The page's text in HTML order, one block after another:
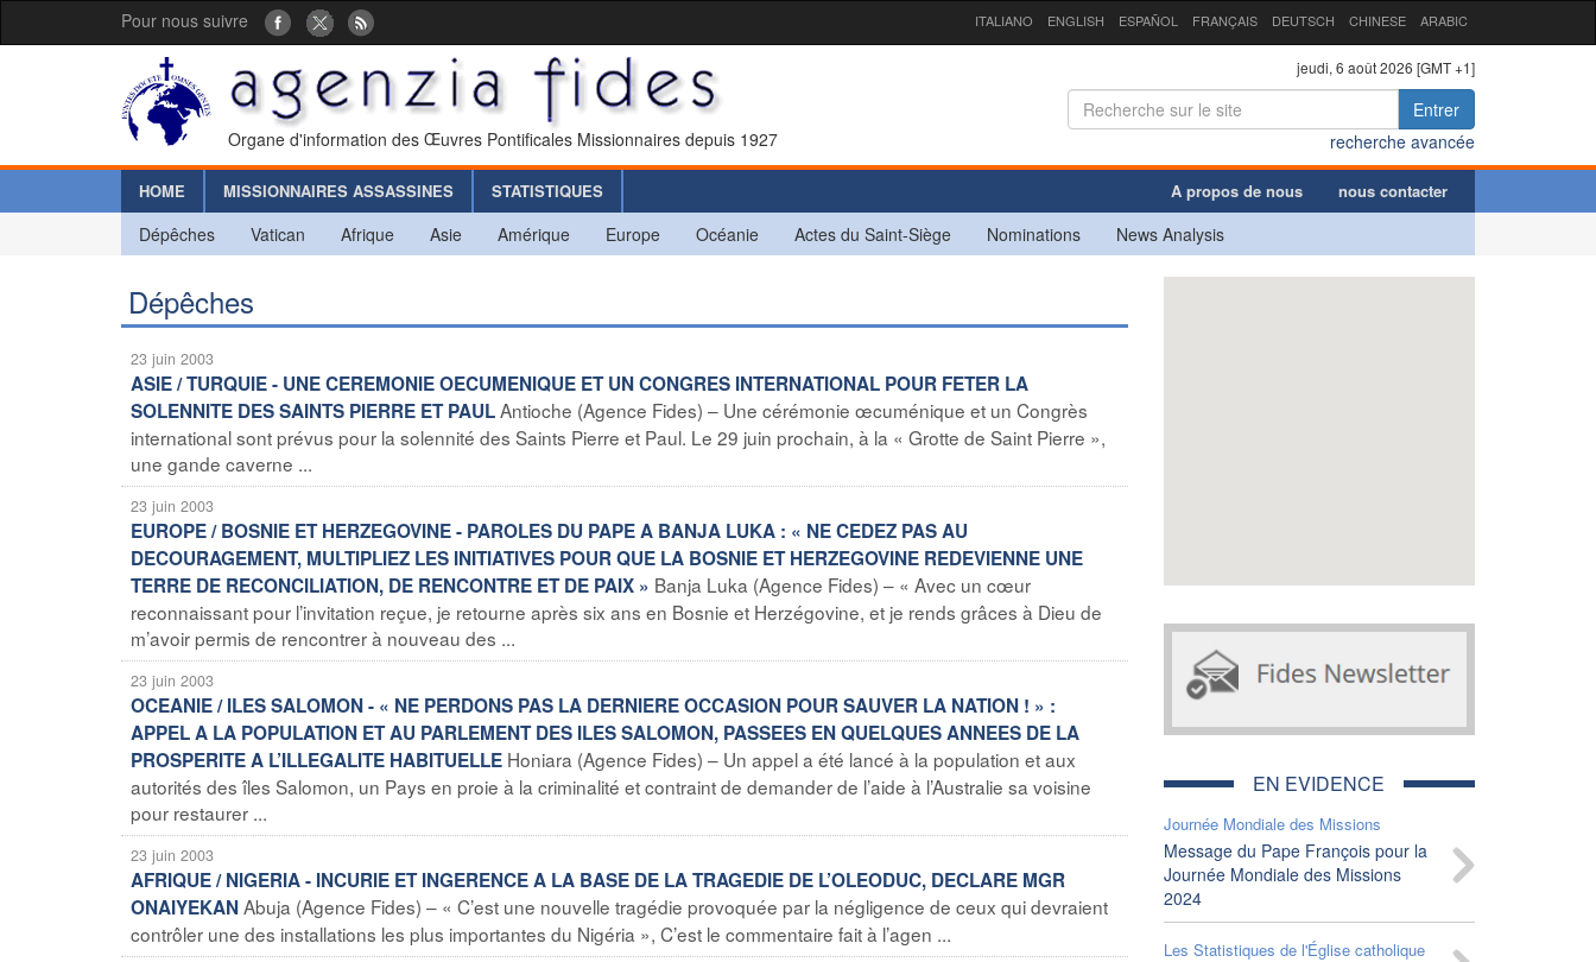
Pour nous suivre ITALIANO ENGLISH ESPAÑOL FRANÇAIS DEUTSCH CHINESE ARABIC
Organe d'information des Œuvres Pontificales Missionnaires depuis 1927
jeudi, 6 août 2026 [GMT +1]
Entrer
recherche avancée
HOME MISSIONNAIRES ASSASSINES STATISTIQUES A propos de nous nous contacter
Dépêches Vatican Afrique Asie Amérique Europe Océanie Actes du Saint-Siège Nominations News Analysis
Dépêches
23 juin 2003
ASIE / TURQUIE - UNE CEREMONIE OECUMENIQUE ET UN CONGRES INTERNATIONAL POUR FETER LA
SOLENNITE DES SAINTS PIERRE ET PAULAntioche (Agence Fides) – Une cérémonie œcuménique et un Congrès
international sont prévus pour la solennité des Saints Pierre et Paul. Le 29 juin prochain, à la « Grotte de Saint Pierre »,
une gande caverne ...
23 juin 2003
EUROPE / BOSNIE ET HERZEGOVINE - PAROLES DU PAPE A BANJA LUKA : « NE CEDEZ PAS AU
DECOURAGEMENT, MULTIPLIEZ LES INITIATIVES POUR QUE LA BOSNIE ET HERZEGOVINE REDEVIENNE UNE
TERRE DE RECONCILIATION, DE RENCONTRE ET DE PAIX » Banja Luka (Agence Fides) – « Avec un cœur
reconnaissant pour l’invitation reçue, je retourne après six ans en Bosnie et Herzégovine, et je rends grâces à Dieu de
m’avoir permis de rencontrer à nouveau des ...
23 juin 2003
OCEANIE / ILES SALOMON - « NE PERDONS PAS LA DERNIERE OCCASION POUR SAUVER LA NATION ! » :
APPEL A LA POPULATION ET AU PARLEMENT DES ILES SALOMON, PASSEES EN QUELQUES ANNEES DE LA
PROSPERITE A L’ILLEGALITE HABITUELLE Honiara (Agence Fides) – Un appel a été lancé à la population et aux
autorités des îles Salomon, un Pays en proie à la criminalité et contraint de demander de l’aide à l’Australie sa voisine
pour restaurer ...
23 juin 2003
AFRIQUE / NIGERIA - INCURIE ET INGERENCE A LA BASE DE LA TRAGEDIE DE L’OLEODUC, DECLARE MGR
ONAIYEKANAbuja (Agence Fides) – « C’est une nouvelle tragédie provoquée par la négligence de ceux qui devraient
contrôler une des installations les plus importantes du Nigéria », C’est le commentaire fait à l’agen ...
EN EVIDENCE
Journée Mondiale des Missions
Message du Pape François pour la
Journée Mondiale des Missions
2024
Les Statistiques de l'Église catholique